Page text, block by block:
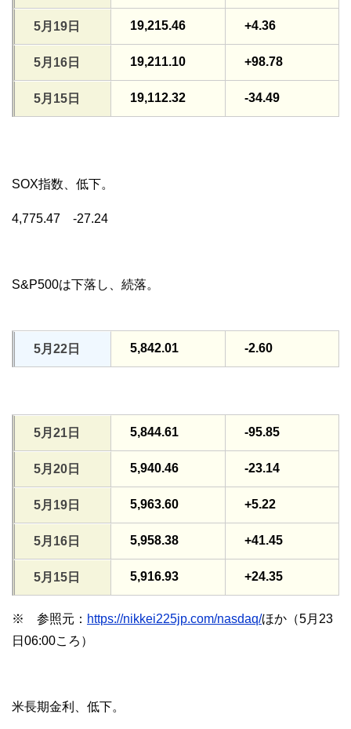
5月19日 19,215.46 +4.36
5月16日 19,211.10 +98.78
5月15日 19,112.32 -34.49
SOX指数、低下。
4,775.47 -27.24
S&P500は下落し、続落。
5月22日 5,842.01 -2.60
5月21日 5,844.61 -95.85
5月20日 5,940.46 -23.14
5月19日 5,963.60 +5.22
5月16日 5,958.38 +41.45
5月15日 5,916.93 +24.35
※ 参照元： https://nikkei225jp.com/nasdaq/ほか（5月23
日06:00ころ）
米長期金利、低下。